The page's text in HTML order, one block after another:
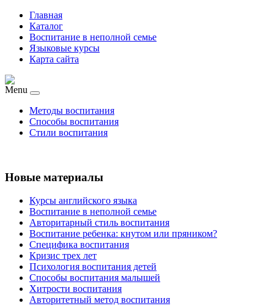
Главная
Каталог
Воспитание в неполной семье
Языковые курсы
Карта сайта
Menu
Методы воспитания
Способы воспитания
Стили воспитания
Новые материалы
Курсы английского языка
Воспитание в неполной семье
Авторитарный стиль воспитания
Воспитание ребенка: кнутом или пряником?
Специфика воспитания
Кризис трех лет
Психология воспитания детей
Способы воспитания малышей
Хитрости воспитания
Авторитетный метод воспитания